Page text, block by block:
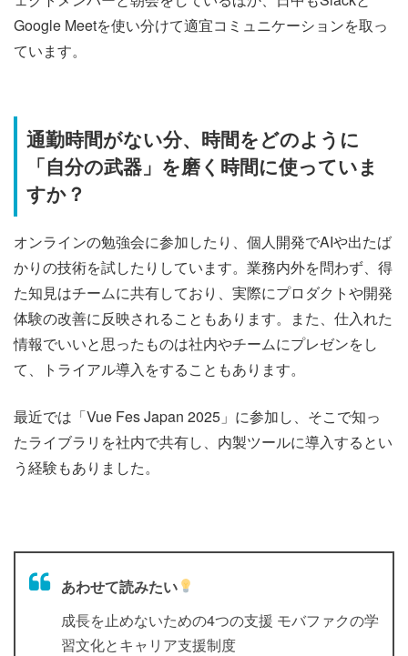
Google Meetを使い分けて適宜コミュニケーションを取っ
ています。
通勤時間がない分、時間をどのように
「自分の武器」を磨く時間に使っていま
すか？
オンラインの勉強会に参加したり、個人開発でAIや出たば
かりの技術を試したりしています。業務内外を問わず、得
た知見はチームに共有しており、実際にプロダクトや開発
体験の改善に反映されることもあります。また、仕入れた
情報でいいと思ったものは社内やチームにプレゼンをし
て、トライアル導入をすることもあります。
最近では「Vue Fes Japan 2025」に参加し、そこで知っ
たライブラリを社内で共有し、内製ツールに導入するとい
う経験もありました。
あわせて読みたい
成長を止めないための4つの支援 モバファクの学
習文化とキャリア支援制度